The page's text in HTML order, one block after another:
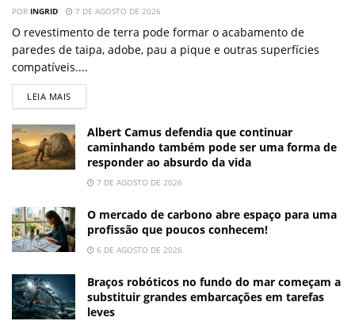
POR INGRID 7 DE AGOSTO DE 2026
O revestimento de terra pode formar o acabamento de
paredes de taipa, adobe, pau a pique e outras superfícies
compatíveis....
LEIA MAIS
Albert Camus defendia que continuar
caminhando também pode ser uma forma de
responder ao absurdo da vida
7 DE AGOSTO DE 2026
O mercado de carbono abre espaço para uma
profissão que poucos conhecem!
6 DE AGOSTO DE 2026
Braços robóticos no fundo do mar começam a
substituir grandes embarcações em tarefas
leves